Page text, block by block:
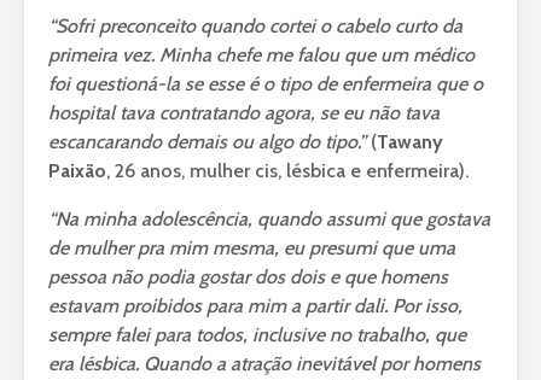
“Sofri preconceito quando cortei o cabelo curto da
primeira vez. Minha chefe me falou que um médico
foi questioná-la se esse é o tipo de enfermeira que o
hospital tava contratando agora, se eu não tava
escancarando demais ou algo do tipo.”(Tawany
Paixão, 26 anos, mulher cis, lésbica e enfermeira).
“Na minha adolescência, quando assumi que gostava
de mulher pra mim mesma, eu presumi que uma
pessoa não podia gostar dos dois e que homens
estavam proibidos para mim a partir dali. Por isso,
sempre falei para todos, inclusive no trabalho, que
era lésbica. Quando a atração inevitável por homens